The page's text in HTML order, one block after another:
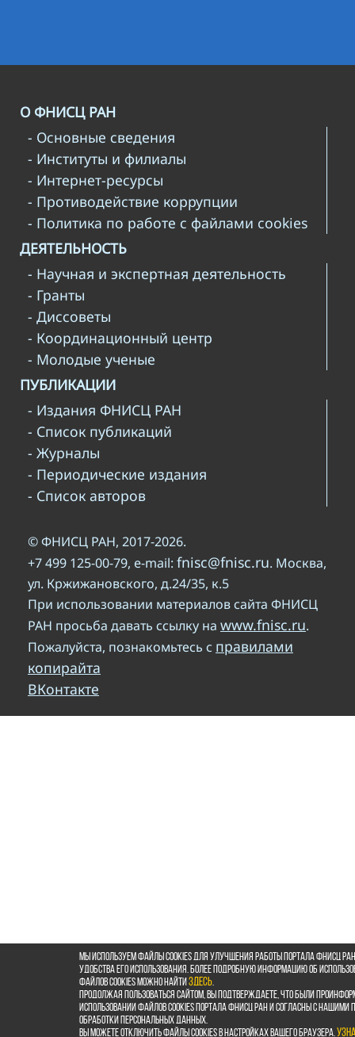
О ФНИСЦ РАН
- Основные сведения
- Институты и филиалы
- Интернет-ресурсы
- Противодействие коррупции
- Политика по работе с файлами cookies
ДЕЯТЕЛЬНОСТЬ
- Научная и экспертная деятельность
- Гранты
- Диссоветы
- Координационный центр
- Молодые ученые
ПУБЛИКАЦИИ
- Издания ФНИСЦ РАН
- Список публикаций
- Журналы
- Периодические издания
- Список авторов
© ФНИСЦ РАН, 2017-2026.
+7 499 125-00-79, e-mail: fnisc@fnisc.ru. Москва,
ул. Кржижановского, д.24/35, к.5
При использовании материалов сайта ФНИСЦ
РАН просьба давать ссылку на www.fnisc.ru.
Пожалуйста, познакомьтесь с правилами
копирайта
ВКонтакте
Мы используем файлы cookies для улучшения работы портала ФНИСЦ
удобства его использования. Более подробную информацию об
файлов cookies можно найтиздесь.
Продолжая пользоваться сайтом, Вы подтверждаете, что были
использовании файлов cookies портала ФНИСЦ РАН и согласны с нашими
обработки персональных данных.
Вы можете отключить файлы cookies в настройках Вашего браузера.